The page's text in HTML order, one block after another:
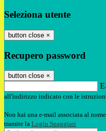
Seleziona utente
button close ×
Recupero password
button close ×
all'indirizzo indicato con le
Non hai una e-mail associata al
tramite la Login Spaggiari